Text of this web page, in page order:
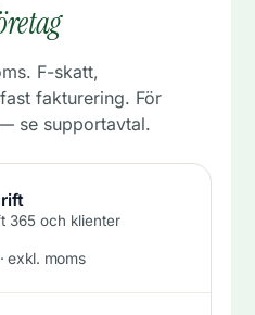
F-skatt,
fakturering. För
se supportavtal.
365 och klienter
exkl. moms